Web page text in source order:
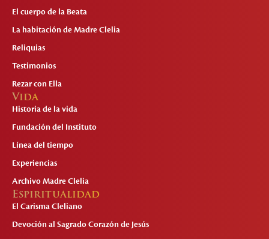
El cuerpo de la Beata
La habitación de Madre Clelia
Reliquias
Testimonios
Rezar con Ella
Vida
Historia de la vida
Fundación del Instituto
Línea del tiempo
Experiencias
Archivo Madre Clelia
Espiritualidad
El Carisma Cleliano
Devoción al Sagrado Corazón de Jesús